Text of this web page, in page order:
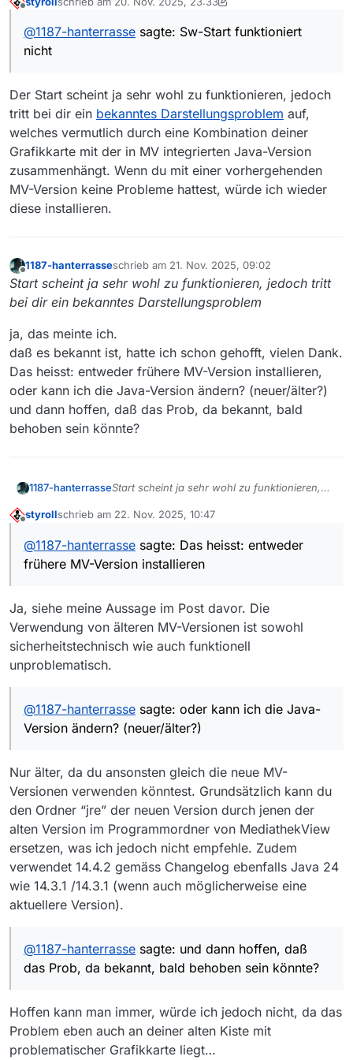
es handelt sich um vers. 14.4.2
OS: Windows 10 mit ESU
Irgendsjemand, der das erklären kann?
zuletzt editiert von styroll
@1187-hanterrasse sagte: Sw-Start funktioniert
nicht
Der Start scheint ja sehr wohl zu funktionieren, jedoch
tritt bei dir ein bekanntes Darstellungsproblem auf,
welches vermutlich durch eine Kombination deiner
Grafikkarte mit der in MV integrierten Java-Version
zusammenhängt. Wenn du mit einer vorhergehenden
MV-Version keine Probleme hattest, würde ich wieder
diese installieren.
Offline
1187-hanterrasseschrieb am 21. Nov. 2025, 09:02
zuletzt editiert von
Start scheint ja sehr wohl zu funktionieren, jedoch tritt
bei dir ein bekanntes Darstellungsproblem
ja, das meinte ich.
daß es bekannt ist, hatte ich schon gehofft, vielen Dank.
Das heisst: entweder frühere MV-Version installieren,
oder kann ich die Java-Version ändern? (neuer/älter?)
und dann hoffen, daß das Prob, da bekannt, bald
behoben sein könnte?
1187-hanterrasseStart scheint ja sehr wohl zu funktionieren,
Darstellungsproblem
ja, das meinte ich.
vielen Dank.
Das heisst: entweder frühere MV-Version
das Prob, da bekannt, bald behoben sein
könnte?
styrollschrieb am 22. Nov. 2025, 10:47
zuletzt editiert von
@1187-hanterrasse sagte: Das heisst: entweder
frühere MV-Version installieren
Ja, siehe meine Aussage im Post davor. Die
Verwendung von älteren MV-Versionen ist sowohl
sicherheitstechnisch wie auch funktionell
unproblematisch.
@1187-hanterrasse sagte: oder kann ich die Java-
Version ändern? (neuer/älter?)
Nur älter, da du ansonsten gleich die neue MV-
Versionen verwenden könntest. Grundsätzlich kann du
den Ordner “jre” der neuen Version durch jenen der
alten Version im Programmordner von MediathekView
ersetzen, was ich jedoch nicht empfehle. Zudem
verwendet 14.4.2 gemäss Changelog ebenfalls Java 24
wie 14.3.1 /14.3.1 (wenn auch möglicherweise eine
aktuellere Version).
@1187-hanterrasse sagte: und dann hoffen, daß
das Prob, da bekannt, bald behoben sein könnte?
Hoffen kann man immer, würde ich jedoch nicht, da das
Problem eben auch an deiner alten Kiste mit
problematischer Grafikkarte liegt…